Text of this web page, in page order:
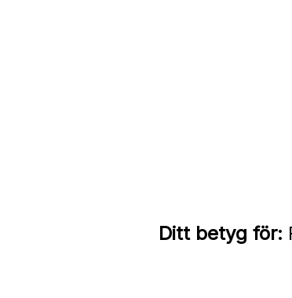
Ditt betyg för: